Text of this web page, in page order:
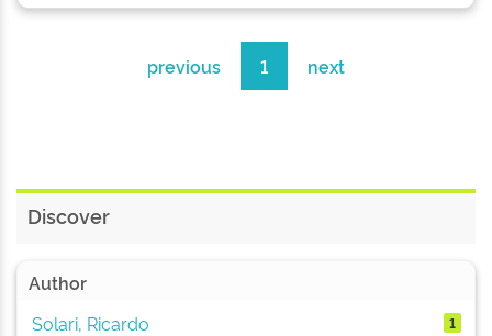
previous 1 next
Discover
Author
Solari, Ricardo
1